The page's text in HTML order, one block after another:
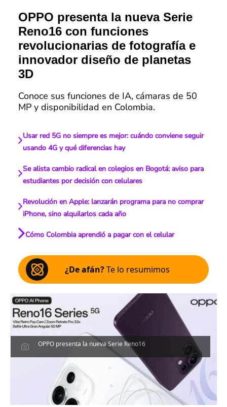
OPPO presenta la nueva Serie
Reno16 con funciones
revolucionarias de fotografía e
innovador diseño de planetas
3D
Conoce sus funciones de IA, cámaras de 50
MP y disponibilidad en Colombia.
Usar red 5G no siempre es mejor: cuándo conviene seguir
usando 4G y qué diferencias hay
Se alista cambio radical en colegios en Bogotá: aviso para
estudiantes por decisión con celulares
Revolución en Apple: lanzarán programa para no comprar
iPhone, sino alquilarlos cada año
Cómo Colombia aprendió a pagar con el celular
¿De afán?Te lo resumimos
OPPO presenta la nueva Serie Reno16